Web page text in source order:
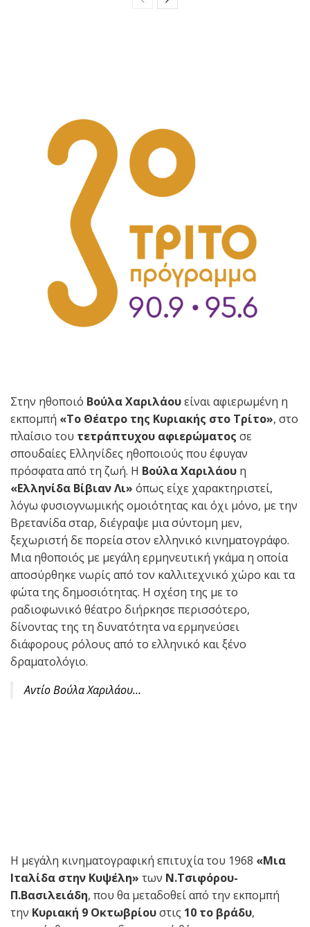
Στην ηθοποιό Βούλα Χαριλάουείναι αφιερωμένη η
εκπομπή «Το Θέατρο της Κυριακής στο Τρίτο», στο
πλαίσιο του τετράπτυχου αφιερώματος σε
σπουδαίες Ελληνίδες ηθοποιούς που έφυγαν
πρόσφατα από τη ζωή. Η Βούλα Χαριλάου η
«Ελληνίδα Βίβιαν Λι» όπως είχε χαρακτηριστεί,
λόγω φυσιογνωμικής ομοιότητας και όχι μόνο, με την
Βρετανίδα σταρ, διέγραψε μια σύντομη μεν,
ξεχωριστή δε πορεία στον ελληνικό κινηματογράφο.
Μια ηθοποιός με μεγάλη ερμηνευτική γκάμα η οποία
αποσύρθηκε νωρίς από τον καλλιτεχνικό χώρο και τα
φώτα της δημοσιότητας. Η σχέση της με το
ραδιοφωνικό θέατρο διήρκησε περισσότερο,
δίνοντας της τη δυνατότητα να ερμηνεύσει
διάφορους ρόλους από το ελληνικό και ξένο
δραματολόγιο.
Αντίο Βούλα Χαριλάου…
Η μεγάλη κινηματογραφική επιτυχία του 1968 «Μια
Ιταλίδα στην Κυψέλη» των Ν.Τσιφόρου-
Π.Βασιλειάδη, που θα μεταδοθεί από την εκπομπή
την Κυριακή 9 Οκτωβρίουστις 10 το βράδυ,